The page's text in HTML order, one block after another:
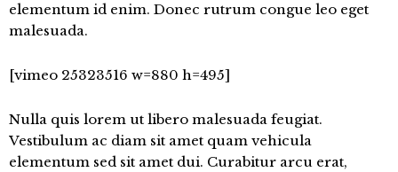
elementum id enim. Donec rutrum congue leo eget
malesuada.
[vimeo 25323516 w=880 h=495]
Nulla quis lorem ut libero malesuada feugiat.
Vestibulum ac diam sit amet quam vehicula
elementum sed sit amet dui. Curabitur arcu erat,